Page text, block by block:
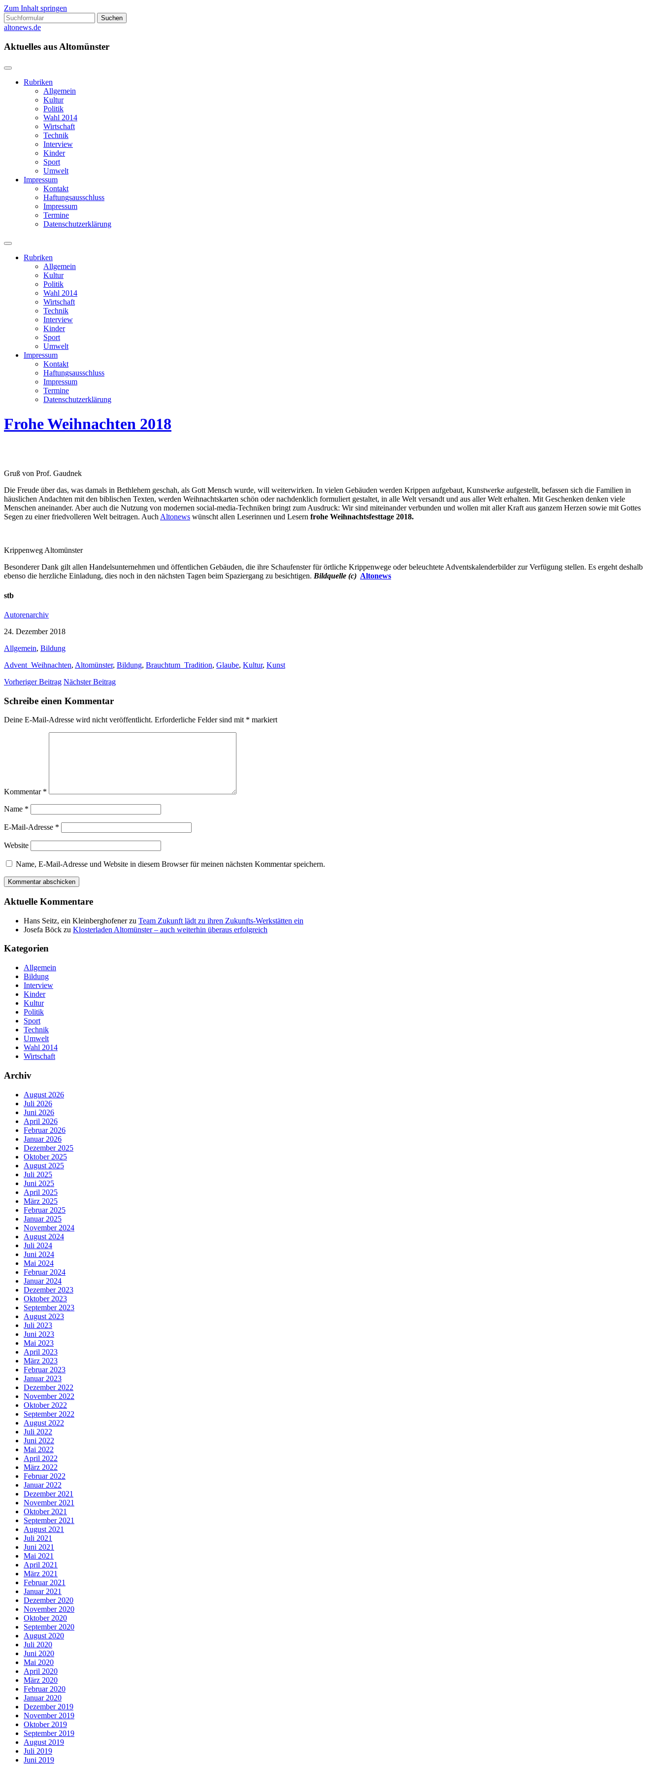
Zum Inhalt springen
Suchen
nach:
altonews.de
Aktuelles aus Altomünster
Rubriken
Allgemein
Kultur
Politik
Wahl 2014
Wirtschaft
Technik
Interview
Kinder
Sport
Umwelt
Impressum
Kontakt
Haftungsausschluss
Impressum
Termine
Datenschutzerklärung
Suchfeld
ein-/ausblenden
Rubriken
Allgemein
Kultur
Politik
Wahl 2014
Wirtschaft
Technik
Interview
Kinder
Sport
Umwelt
Impressum
Kontakt
Haftungsausschluss
Impressum
Termine
Datenschutzerklärung
Frohe Weihnachten 2018
Gruß von Prof. Gaudnek
Die Freude über das, was damals in Bethlehem geschah, als Gott Mensch wurde, will weiterwirken. In vielen Gebäuden werden Krippen aufgebaut, Kunstwerke aufgestellt, befassen sich die Familien in
häuslichen Andachten mit den biblischen Texten, werden Weihnachtskarten schön oder nachdenklich formuliert gestaltet, in alle Welt versandt und aus aller Welt erhalten. Mit Geschenken denken viele
Menschen aneinander. Aber auch die Nutzung von modernen social-media-Techniken bringt zum Ausdruck: Wir sind miteinander verbunden und wollen mit aller Kraft aus ganzem Herzen sowie mit Gottes
Segen zu einer friedvolleren Welt beitragen. Auch Altonews wünscht allen Leserinnen und Lesern frohe Weihnachtsfesttage 2018.
Krippenweg Altomünster
Besonderer Dank gilt allen Handelsunternehmen und öffentlichen Gebäuden, die ihre Schaufenster für örtliche Krippenwege oder beleuchtete Adventskalenderbilder zur Verfügung stellen. Es ergeht deshalb
ebenso die herzliche Einladung, dies noch in den nächsten Tagen beim Spaziergang zu besichtigen. Bildquelle (c) Altonews
stb
Autorenarchiv
24. Dezember 2018
Allgemein, Bildung
Advent_Weihnachten, Altomünster, Bildung, Brauchtum_Tradition, Glaube, Kultur, Kunst
Vorheriger Beitrag Nächster Beitrag
Schreibe einen Kommentar
Deine E-Mail-Adresse wird nicht veröffentlicht. Erforderliche Felder sind mit * markiert
Kommentar *
Name *
E-Mail-Adresse *
Website
Name, E-Mail-Adresse und Website in diesem Browser für meinen nächsten Kommentar speichern.
Aktuelle Kommentare
Hans Seitz, ein Kleinberghofenerzu Team Zukunft lädt zu ihren Zukunfts-Werkstätten ein
Josefa Böck zu Klosterladen Altomünster – auch weiterhin überaus erfolgreich
Kategorien
Allgemein
Bildung
Interview
Kinder
Kultur
Politik
Sport
Technik
Umwelt
Wahl 2014
Wirtschaft
Archiv
August 2026
Juli 2026
Juni 2026
April 2026
Februar 2026
Januar 2026
Dezember 2025
Oktober 2025
August 2025
Juli 2025
Juni 2025
April 2025
März 2025
Februar 2025
Januar 2025
November 2024
August 2024
Juli 2024
Juni 2024
Mai 2024
Februar 2024
Januar 2024
Dezember 2023
Oktober 2023
September 2023
August 2023
Juli 2023
Juni 2023
Mai 2023
April 2023
März 2023
Februar 2023
Januar 2023
Dezember 2022
November 2022
Oktober 2022
September 2022
August 2022
Juli 2022
Juni 2022
Mai 2022
April 2022
März 2022
Februar 2022
Januar 2022
Dezember 2021
November 2021
Oktober 2021
September 2021
August 2021
Juli 2021
Juni 2021
Mai 2021
April 2021
März 2021
Februar 2021
Januar 2021
Dezember 2020
November 2020
Oktober 2020
September 2020
August 2020
Juli 2020
Juni 2020
Mai 2020
April 2020
März 2020
Februar 2020
Januar 2020
Dezember 2019
November 2019
Oktober 2019
September 2019
August 2019
Juli 2019
Juni 2019